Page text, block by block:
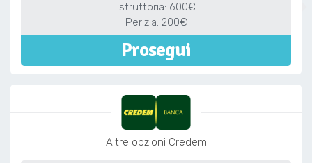
Istruttoria: 600€
Perizia: 200€
Prosegui
Altre opzioni Credem